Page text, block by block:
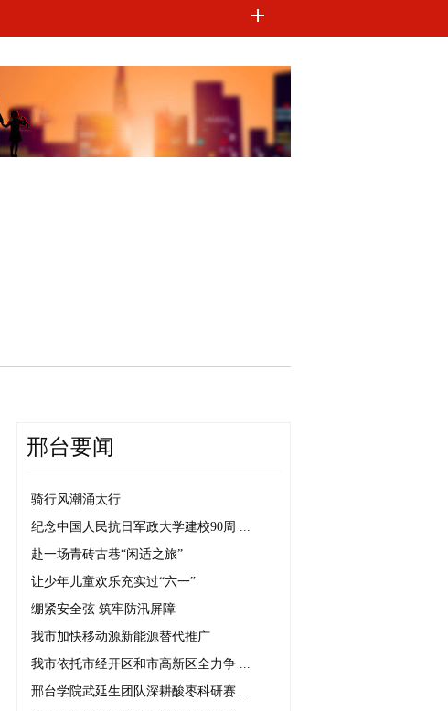
邢台要闻
骑行风潮涌太行
纪念中国人民抗日军政大学建校90周 ...
赴一场青砖古巷“闲适之旅”
让少年儿童欢乐充实过“六一”
绷紧安全弦 筑牢防汛屏障
我市加快移动源新能源替代推广
我市依托市经开区和市高新区全力争 ...
邢台学院武延生团队深耕酸枣科研赛 ...